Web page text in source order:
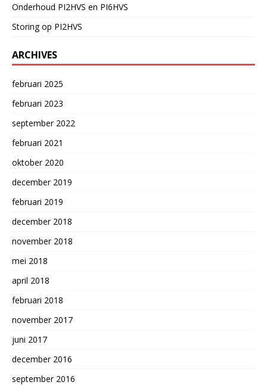
Onderhoud PI2HVS en PI6HVS
Storing op PI2HVS
ARCHIVES
februari 2025
februari 2023
september 2022
februari 2021
oktober 2020
december 2019
februari 2019
december 2018
november 2018
mei 2018
april 2018
februari 2018
november 2017
juni 2017
december 2016
september 2016